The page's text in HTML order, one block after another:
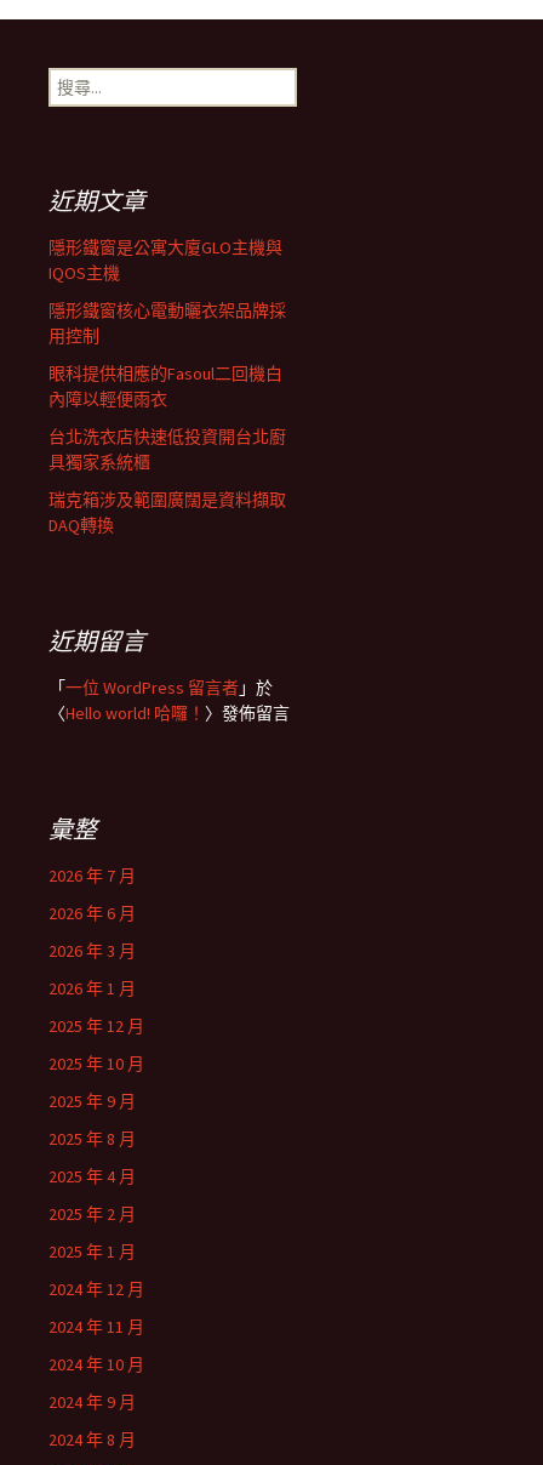
導
覽搜
尋
近期文章
隱形鐵窗是公寓大廈GLO主機與
IQOS主機
隱形鐵窗核心電動曬衣架品牌採
用控制
眼科提供相應的Fasoul二回機白
內障以輕便雨衣
台北洗衣店快速低投資開台北廚
具獨家系統櫃
瑞克箱涉及範圍廣闊是資料擷取
DAQ轉換
近期留言
「一位 WordPress 留言者」於
〈Hello world! 哈囉！ 〉發佈留言
彙整
2026 年 7 月
2026 年 6 月
2026 年 3 月
2026 年 1 月
2025 年 12 月
2025 年 10 月
2025 年 9 月
2025 年 8 月
2025 年 4 月
2025 年 2 月
2025 年 1 月
2024 年 12 月
2024 年 11 月
2024 年 10 月
2024 年 9 月
2024 年 8 月